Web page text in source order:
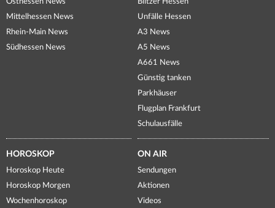
Osthessen News
Mittelhessen News
Rhein-Main News
Südhessen News
Blitzer Hessen
Unfälle Hessen
A3 News
A5 News
A661 News
Günstig tanken
Parkhäuser
Flugplan Frankfurt
Schulausfälle
HOROSKOP
Horoskop Heute
Horoskop Morgen
Wochenhoroskop
ON AIR
Sendungen
Aktionen
Videos